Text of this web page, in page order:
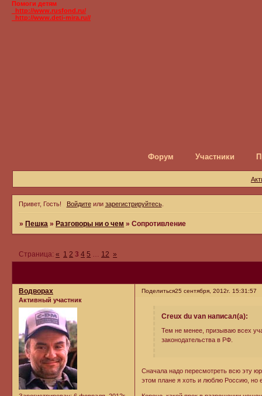
Помоги детям
_http://www.rusfond.ru/
_http://www.deti-mira.ru//
Форум Участники
Привет, Гость! Войдитеили зарегистрируйтесь.
» Пешка » Разговоры ни о чем »Сопротивление
Страница:« 1 2 3 4 5 … 12 »
Поделиться25 сентября, 2012г. 15:31:57
Водворах
Активный участник
Creux du van написал(а):
Тем не менее, призываю всех
законодательства в РФ.
Сначала надо пересмотреть всю эту
этом плане я хоть и люблю Россию, но